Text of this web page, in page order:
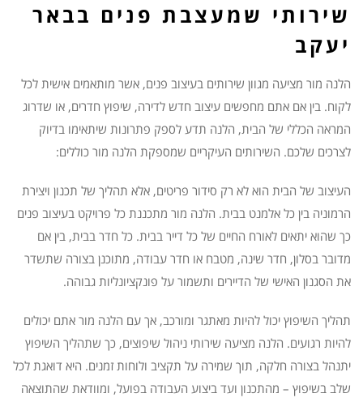
שירותי שמעצבת פנים בבאר
יעקב
הלנה מור מציעה מגוון שירותים בעיצוב פנים, אשר מותאמים אישית לכל
לקוח. בין אם אתם מחפשים עיצוב חדש לדירה, שיפוץ חדרים, או שדרוג
המראה הכללי של הבית, הלנה תדע לספק פתרונות שיתאימו בדיוק
לצרכים שלכם. השירותים העיקריים שמספקת הלנה מור כוללים:
העיצוב של הבית הוא לא רק סידור פריטים, אלא תהליך של תכנון ויצירת
הרמוניה בין כל אלמנט בבית. הלנה מור מתכננת כל פרויקט בעיצוב פנים
כך שהוא יתאים לאורח החיים של כל דייר בבית. כל חדר בבית, בין אם
מדובר בסלון, חדר שינה, מטבח או חדר עבודה, מתוכנן בצורה שתשדר
את הסגנון האישי של הדיירים ותשמור על פונקציונליות גבוהה.
תהליך השיפוץ יכול להיות מאתגר ומורכב, אך עם הלנה מור אתם יכולים
להיות רגועים. הלנה מציעה שירותי ניהול שיפוצים, כך שתהליך השיפוץ
יתנהל בצורה חלקה, תוך שמירה על תקציב ולוחות זמנים. היא דואגת לכל
שלב בשיפוץ – מהתכנון ועד ביצוע העבודה בפועל, ומוודאת שהתוצאה